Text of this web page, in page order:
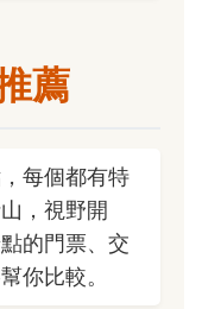
薦
每個都有特
，視野開
的門票、交
你比較。